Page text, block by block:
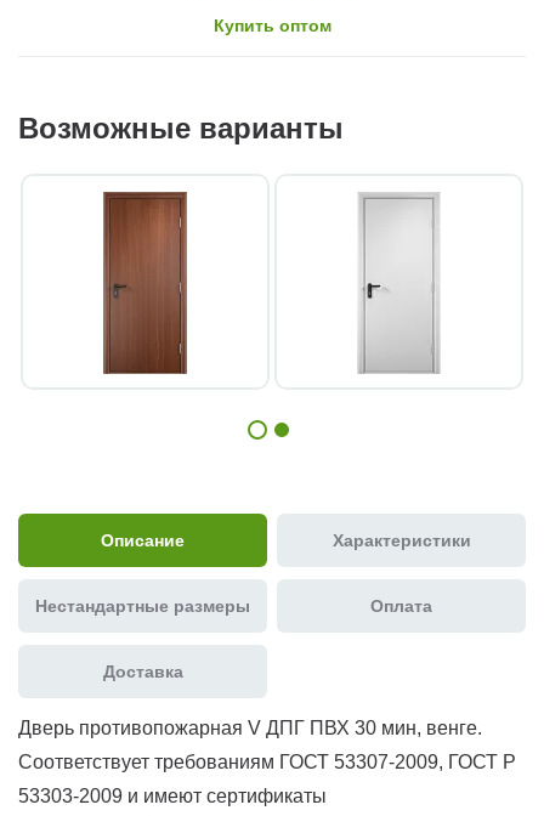
Купить оптом
Возможные варианты
Описание Характеристики
Нестандартные размеры Оплата
Доставка
Дверь противопожарная V ДПГ ПВХ 30 мин, венге.
Соответствует требованиям ГОСТ 53307-2009, ГОСТ Р
53303-2009 и имеют сертификаты